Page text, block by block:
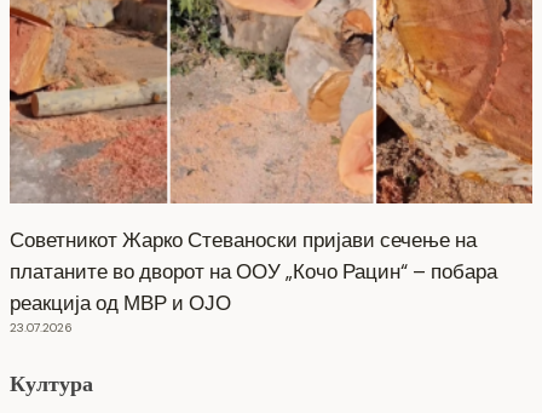
Советникот Жарко Стеваноски пријави сечење на
платаните во дворот на ООУ „Кочо Рацин“ – побара
реакција од МВР и ОЈО
23.07.2026
Култура